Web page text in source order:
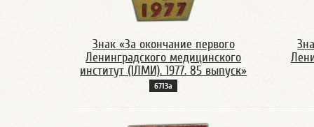
Знак «За окончание первого
Ленинградского медицинского
институт (1ЛМИ). 1977. 85 выпуск»
6713а